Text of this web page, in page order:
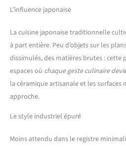
L’influence japonaise
La cuisine japonaise traditionnelle
à part entière. Peu d’objets sur les
dissimulés, des matières brutes :
espaces où chaque geste culinaire
la céramique artisanale et les surfaces
approche.
Le style industriel épuré
Moins attendu dans le registre